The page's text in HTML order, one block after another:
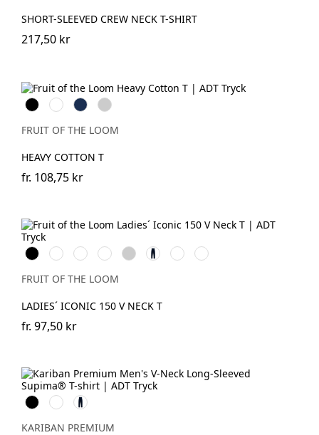
SHORT-SLEEVED CREW NECK T-SHIRT
217,50 kr
BlackWhiteNavy Heather
Grey
FRUIT OF THE LOOM
HEAVY COTTON T
fr. 108,75 kr
BlackWhiteRed FuchsiaHeather
Grey
Deep
Navy
Powder
Rose
Soft
Lavender
FRUIT OF THE LOOM
LADIES´ ICONIC 150 V NECK T
fr. 97,50 kr
Svart Vit
Deep
Navy
KARIBAN PREMIUM